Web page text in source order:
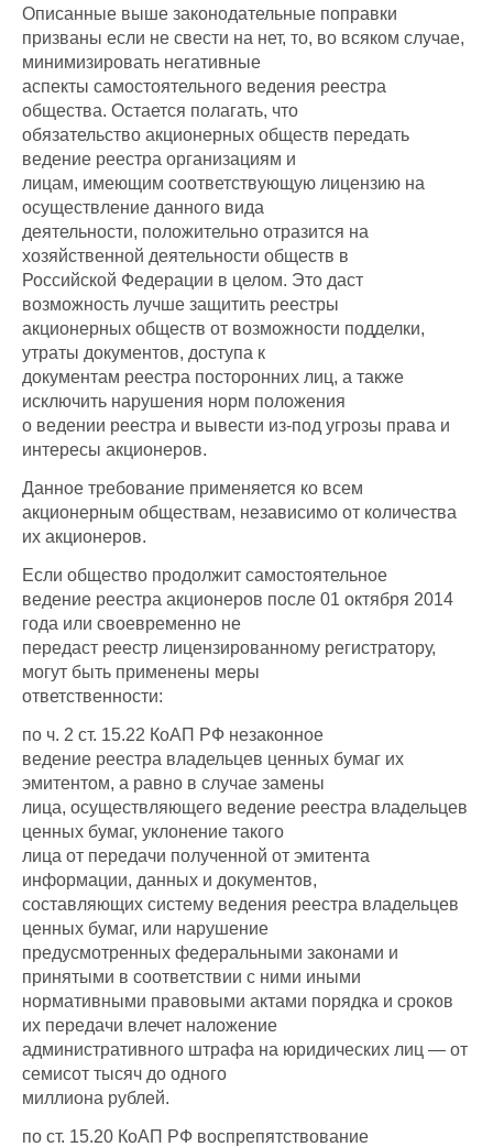
Описанные выше законодательные поправки
призваны если не свести на нет, то, во всяком случае,
минимизировать негативные
аспекты самостоятельного ведения реестра
общества. Остается полагать, что
обязательство акционерных обществ передать
ведение реестра организациям и
лицам, имеющим соответствующую лицензию на
осуществление данного вида
деятельности, положительно отразится на
хозяйственной деятельности обществ в
Российской Федерации в целом. Это даст
возможность лучше защитить реестры
акционерных обществ от возможности подделки,
утраты документов, доступа к
документам реестра посторонних лиц, а также
исключить нарушения норм положения
о ведении реестра и вывести из-под угрозы права и
интересы акционеров.
Данное требование применяется ко всем
акционерным обществам, независимо от количества
их акционеров.
Если общество продолжит самостоятельное
ведение реестра акционеров после 01 октября 2014
года или своевременно не
передаст реестр лицензированному регистратору,
могут быть применены меры
ответственности:
по ч. 2 ст. 15.22 КоАП РФ незаконное
ведение реестра владельцев ценных бумаг их
эмитентом, а равно в случае замены
лица, осуществляющего ведение реестра владельцев
ценных бумаг, уклонение такого
лица от передачи полученной от эмитента
информации, данных и документов,
составляющих систему ведения реестра владельцев
ценных бумаг, или нарушение
предусмотренных федеральными законами и
принятыми в соответствии с ними иными
нормативными правовыми актами порядка и сроков
их передачи влечет наложение
административного штрафа на юридических лиц — от
семисот тысяч до одного
миллиона рублей.
по ст. 15.20 КоАП РФ воспрепятствование